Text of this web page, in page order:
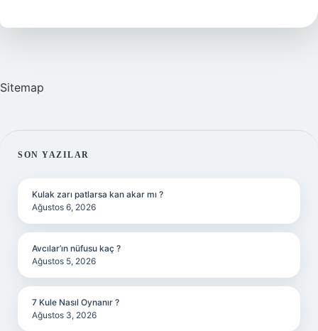
Kaç
Sitemap
SIDEBAR
SON YAZILAR
Kulak zarı patlarsa kan akar mı ?
Ağustos 6, 2026
Avcılar’ın nüfusu kaç ?
Ağustos 5, 2026
7 Kule Nasıl Oynanır ?
Ağustos 3, 2026